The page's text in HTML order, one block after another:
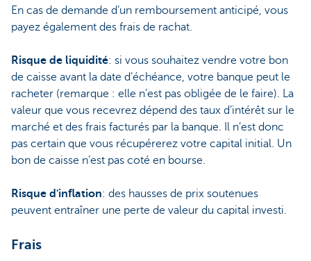
En cas de demande d’un remboursement anticipé, vous
payez également des frais de rachat.
Risque de liquidité: si vous souhaitez vendre votre bon
de caisse avant la date d’échéance, votre banque peut le
racheter (remarque : elle n’est pas obligée de le faire). La
valeur que vous recevrez dépend des taux d’intérêt sur le
marché et des frais facturés par la banque. Il n’est donc
pas certain que vous récupérerez votre capital initial. Un
bon de caisse n’est pas coté en bourse.
Risque d'inflation: des hausses de prix soutenues
peuvent entraîner une perte de valeur du capital investi.
Frais